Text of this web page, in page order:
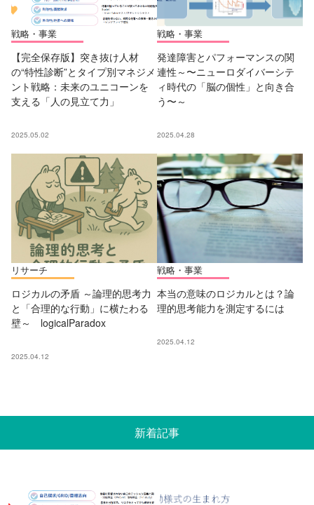
戦略・事業
【完全保存版】突き抜け人材
の“特性診断”とタイプ別マネジメ
ント戦略：未来のユニコーンを
支える「人の見立て力」
2025.05.02
戦略・事業
発達障害とパフォーマンスの関
連性～〜ニューロダイバーシテ
ィ時代の「脳の個性」と向き合
う〜～
2025.04.28
リサーチ
ロジカルの矛盾 ～論理的思考力
と「合理的な行動」に横たわる
壁～ logicalParadox
2025.04.12
戦略・事業
本当の意味のロジカルとは？論
理的思考能力を測定するには
2025.04.12
新着記事